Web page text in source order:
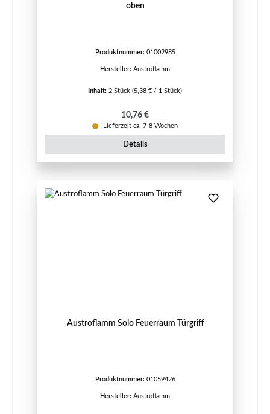
oben
Produktnummer: 01002985
Hersteller: Austroflamm
Inhalt: 2 Stück (5,38 € / 1 Stück)
Regulärer Preis:
10,76 €
Lieferzeit ca. 7-8 Wochen
Details
Austroflamm Solo Feuerraum Türgriff
Produktnummer: 01059426
Hersteller: Austroflamm